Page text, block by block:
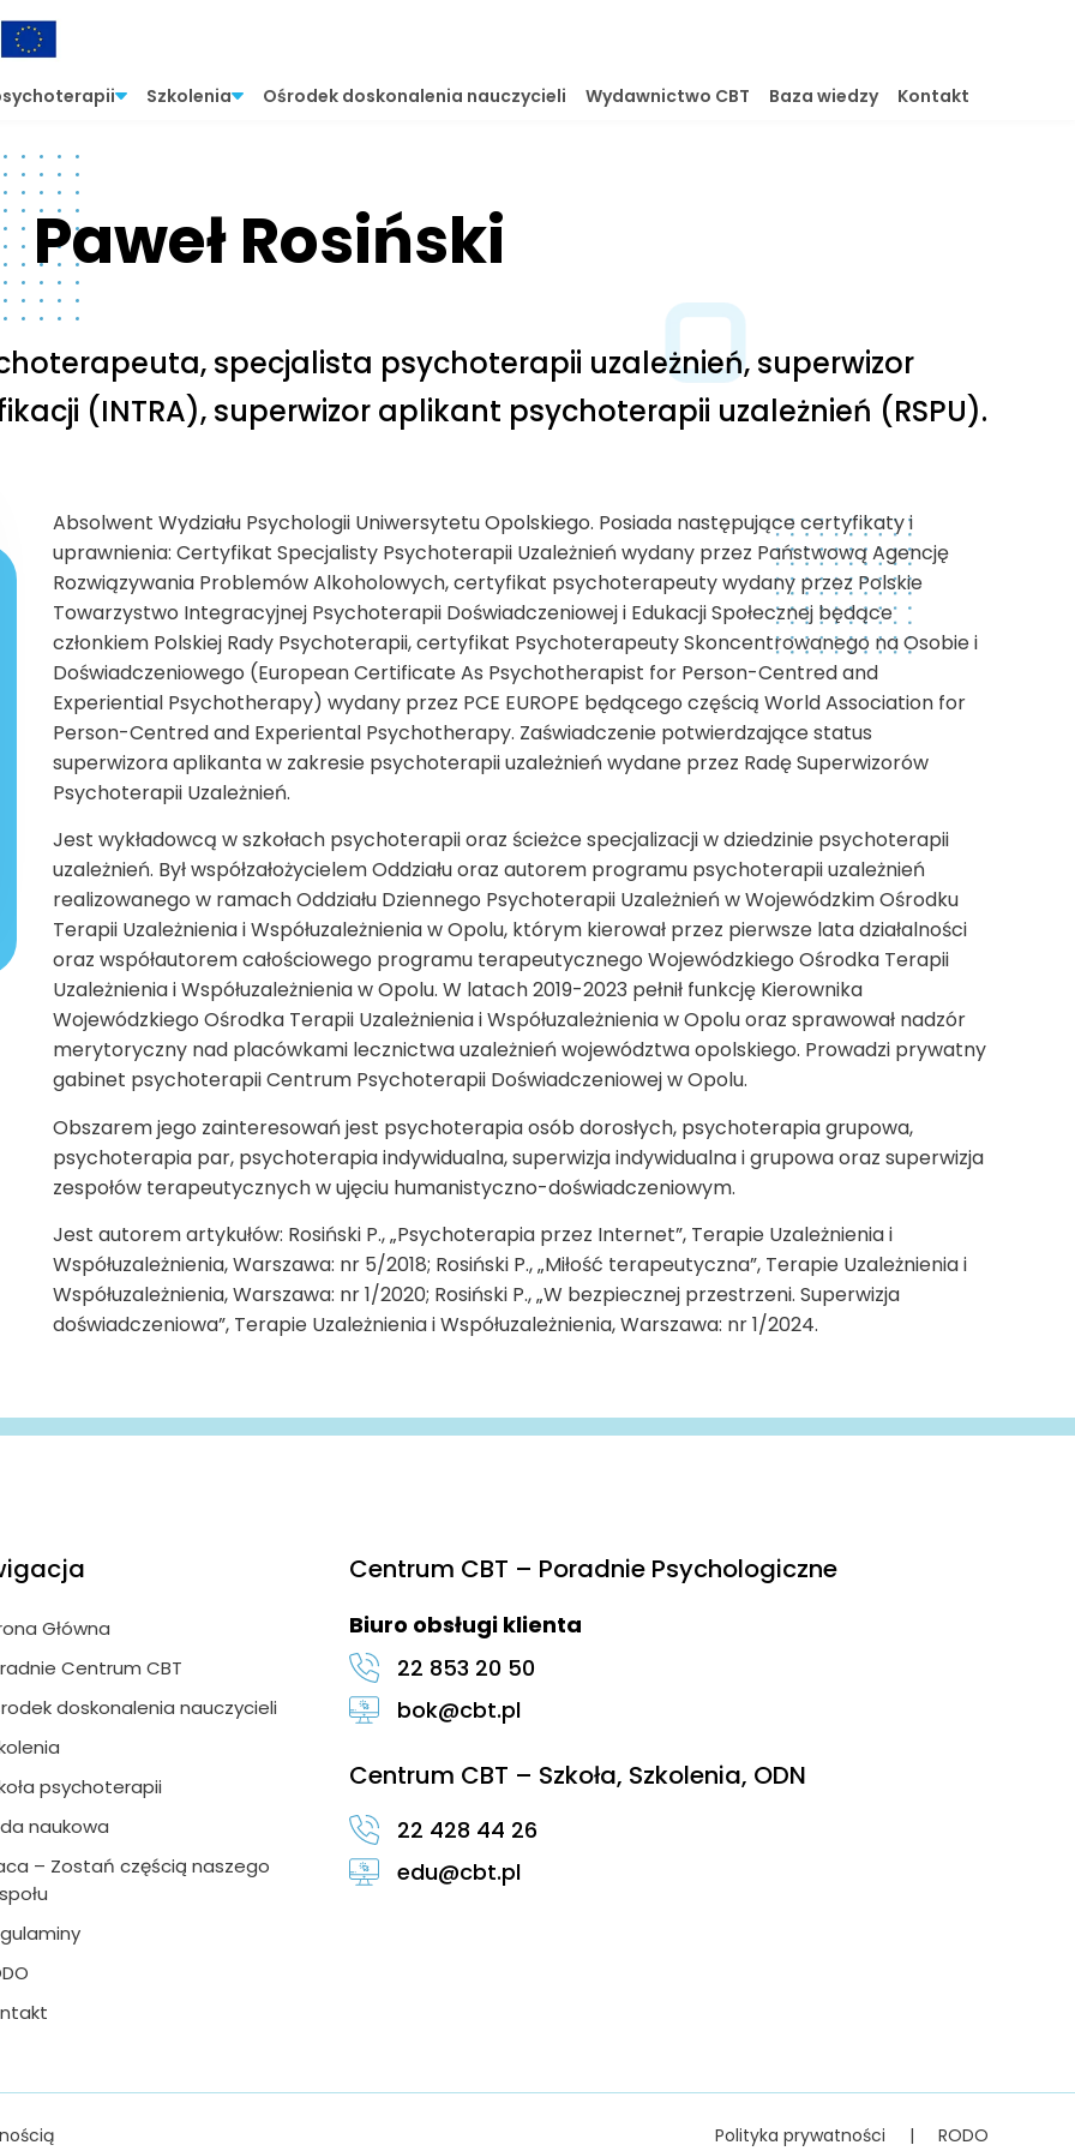
Szkolenia Ośrodek doskonalenia nauczycieli Wydawnictwo CBT Baza wiedzy Kontakt
Paweł Rosiński
specjalista psychoterapii uzależnień, superwizor
(INTRA), superwizor aplikant psychoterapii uzależnień (RSPU).
Absolwent Wydziału Psychologii Uniwersytetu Opolskiego. Posiada następujące certyfikaty i
uprawnienia: Certyfikat Specjalisty Psychoterapii Uzależnień wydany przez Państwową Agencję
Rozwiązywania Problemów Alkoholowych, certyfikat psychoterapeuty wydany przez Polskie
Towarzystwo Integracyjnej Psychoterapii Doświadczeniowej i Edukacji Społecznej będące
członkiem Polskiej Rady Psychoterapii, certyfikat Psychoterapeuty Skoncentrowanego na Osobie i
Doświadczeniowego (European Certificate As Psychotherapist for Person-Centred and
Experiential Psychotherapy) wydany przez PCE EUROPE będącego częścią World Association for
Person-Centred and Experiental Psychotherapy. Zaświadczenie potwierdzające status
superwizora aplikanta w zakresie psychoterapii uzależnień wydane przez Radę Superwizorów
Psychoterapii Uzależnień.
Jest wykładowcą w szkołach psychoterapii oraz ścieżce specjalizacji w dziedzinie psychoterapii
uzależnień. Był współzałożycielem Oddziału oraz autorem programu psychoterapii uzależnień
realizowanego w ramach Oddziału Dziennego Psychoterapii Uzależnień w Wojewódzkim Ośrodku
Terapii Uzależnienia i Współuzależnienia w Opolu, którym kierował przez pierwsze lata działalności
oraz współautorem całościowego programu terapeutycznego Wojewódzkiego Ośrodka Terapii
Uzależnienia i Współuzależnienia w Opolu. W latach 2019-2023 pełnił funkcję Kierownika
Wojewódzkiego Ośrodka Terapii Uzależnienia i Współuzależnienia w Opolu oraz sprawował nadzór
merytoryczny nad placówkami lecznictwa uzależnień województwa opolskiego. Prowadzi prywatny
gabinet psychoterapii Centrum Psychoterapii Doświadczeniowej w Opolu.
Obszarem jego zainteresowań jest psychoterapia osób dorosłych, psychoterapia grupowa,
psychoterapia par, psychoterapia indywidualna, superwizja indywidualna i grupowa oraz superwizja
zespołów terapeutycznych w ujęciu humanistyczno-doświadczeniowym.
Jest autorem artykułów: Rosiński P., „Psychoterapia przez Internet”, Terapie Uzależnienia i
Współuzależnienia, Warszawa: nr 5/2018; Rosiński P., „Miłość terapeutyczna”, Terapie Uzależnienia i
Współuzależnienia, Warszawa: nr 1/2020; Rosiński P., „W bezpiecznej przestrzeni. Superwizja
doświadczeniowa”, Terapie Uzależnienia i Współuzależnienia, Warszawa: nr 1/2024.
Główna
Centrum CBT
doskonalenia nauczycieli
psychoterapii
naukowa
– Zostań częścią naszego
Centrum CBT – Poradnie Psychologiczne
Biuro obsługi klienta
22 853 20 50
bok@cbt.pl
Centrum CBT – Szkoła, Szkolenia, ODN
22 428 44 26
edu@cbt.pl
Polityka prywatności | RODO